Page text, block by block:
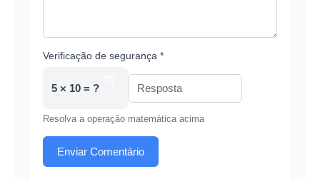
Verificação de segurança *
5 × 10 = ?
Resolva a operação matemática acima
Enviar Comentário